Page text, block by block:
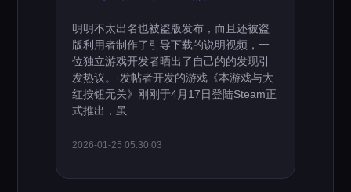
明明不太出名也被盗版发布，而且还被盗
版利用者制作了引导下载的说明视频，一
位独立游戏开发者晒出了自己的的发现引
发热议。·发帖者开发的游戏《本游戏与大
红按钮无关》刚刚于4月17日登陆Steam正
式推出，虽
2026-01-25 05:30:03